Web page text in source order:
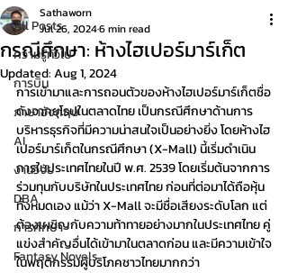
All Posts
ความรู้ทั่วไป
การบิน
ภาษาอังกฤษ
AI
งานวิจัย
DBA
การศึกษา
Fantasy Novels
กรณีศึกษา: ห้างไฮเปอร์มาร์เก็ต
Sathaworn
Jul 26, 20246 min read
Updated:Aug 1, 2024
การเข้ามาและการถอนตัวของห้างไฮเปอร์มาร์เก็ตชื่อ
ดังจากยุโรปในตลาดไทย เป็นกรณีศึกษาด้านการ
บริหารธุรกิจที่มีความน่าสนใจเป็นอย่างยิ่ง โดยห้างไฮ
เปอร์มาร์เก็ตในกรณีศึกษา (X-Mall) นี้เริ่มดำเนิน
การในประเทศไทยในปี พ.ศ. 2539 โดยเริ่มต้นจากการ
ร่วมทุนกับบริษัทในประเทศไทย ก่อนที่ต่อมาได้ถือหุ้น
ทั้งหมดเอง แม้ว่า X-Mall จะมีชื่อเสียงระดับโลก แต่
ต้องเผชิญกับความท้าทายอย่างมากในประเทศไทย คู่
แข่งสำคัญอื่นได้เข้ามาในตลาดก่อน และมีความเข้าใจ
ในพฤติกรรมผู้บริโภคชาวไทยมากกว่า